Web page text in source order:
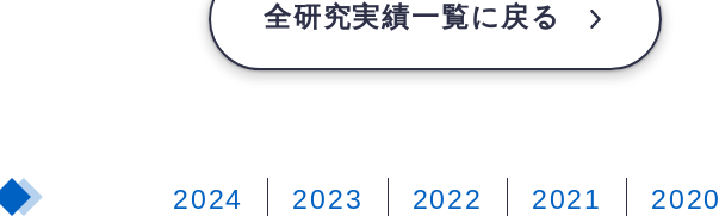
全研究実績一覧に戻る
2024 2023 2022 2021 2020